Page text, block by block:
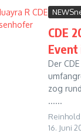
2026: High Class
CDE
Der
zog
......
16. Juni